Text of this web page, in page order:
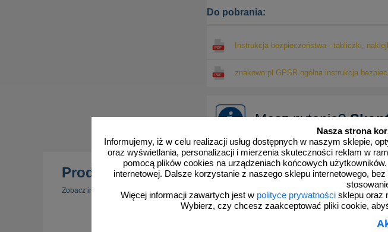
Nasza strona
Informujemy, iż w celu realizacji usług dostępnych w naszym sklepie,
oraz wyświetlania, personalizacji i mierzenia skuteczności reklam w
pomocą plików cookies na urządzeniach końcowych
internetowej. Dalsze korzystanie z naszego sklepu internetowego,
Więcej informacji zawartych jest w polityce prywatności sklepu oraz
Wybierz, czy chcesz zaakceptować pliki cookie,
Do pobrania:
Instrukcja bezpieczeństwa - tabliczki,
znakowo.pl GPSR ogólna instrukcja
Masz pytanie?
Produkty popularne
Zobacz inne popularne produkty w tej kategorii. zobacz więcej